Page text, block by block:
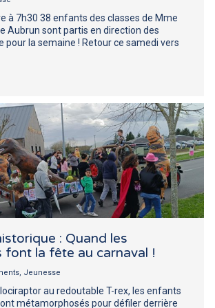
à 7h30 38 enfants des classes de Mme
Aubrun sont partis en direction des
pour la semaine ! Retour ce samedi vers
: Quand les
font la fête au carnaval !
, Jeunesse
au redoutable T-rex, les enfants
métamorphosés pour défiler derrière